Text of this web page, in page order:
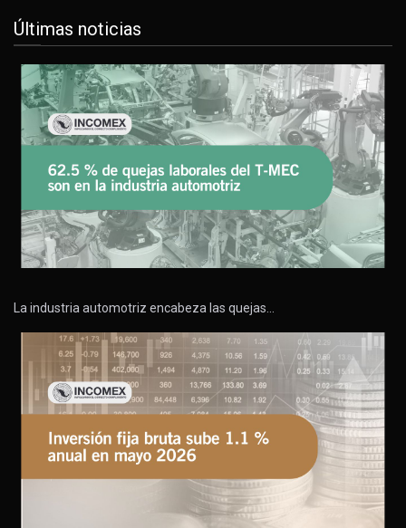
Últimas noticias
La industria automotriz encabeza las quejas…